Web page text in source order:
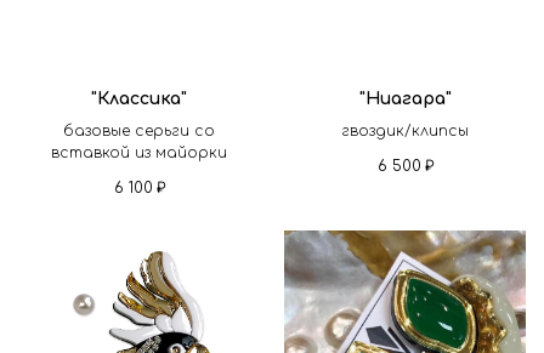
"Классика"
базовые серьги со
вставкой из майорки
6 100 ₽
"Ниагара"
гвоздик/клипсы
6 500 ₽